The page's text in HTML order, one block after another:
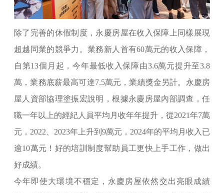
除了完善的休假制度，永慶房屋在收入保障上同樣展現
超越同業的競爭力。業務新人首有60萬元的收入保障，
自第13個月起，今年最低收入保障由3.6萬元提升至3.8
萬，業務底薪最高可達7.5萬元，業績獎金另計。永慶房
屋人資部協理塗振宏說明，根據永慶房屋內部調查，任
職一年以上的經紀人員平均月收年年提升，從2021年7萬
元，2022、2023年上升到9萬元，2024年的平均月收入已
逾10萬元！好的培訓制度幫助員工更快上手工作，做出
好成績。
今年即使大環境不穩定，永慶房屋依然交出亮眼成績